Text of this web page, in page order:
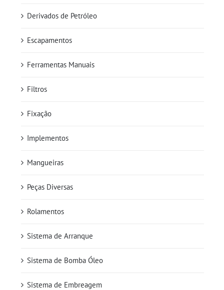
Derivados de Petróleo
Escapamentos
Ferramentas Manuais
Filtros
Fixação
Implementos
Mangueiras
Peças Diversas
Rolamentos
Sistema de Arranque
Sistema de Bomba Óleo
Sistema de Embreagem